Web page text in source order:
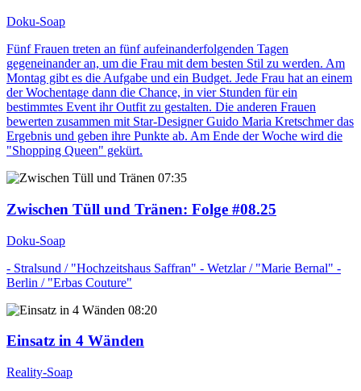
Doku-Soap
Fünf Frauen treten an fünf aufeinanderfolgenden Tagen
gegeneinander an, um die Frau mit dem besten Stil zu werden. Am
Montag gibt es die Aufgabe und ein Budget. Jede Frau hat an einem
der Wochentage dann die Chance, in vier Stunden für ein
bestimmtes Event ihr Outfit zu gestalten. Die anderen Frauen
bewerten zusammen mit Star-Designer Guido Maria Kretschmer das
Ergebnis und geben ihre Punkte ab. Am Ende der Woche wird die
"Shopping Queen" gekürt.
07:35
Zwischen Tüll und Tränen: Folge #08.25
Doku-Soap
- Stralsund / "Hochzeitshaus Saffran" - Wetzlar / "Marie Bernal" -
Berlin / "Erbas Couture"
08:20
Einsatz in 4 Wänden
Reality-Soap